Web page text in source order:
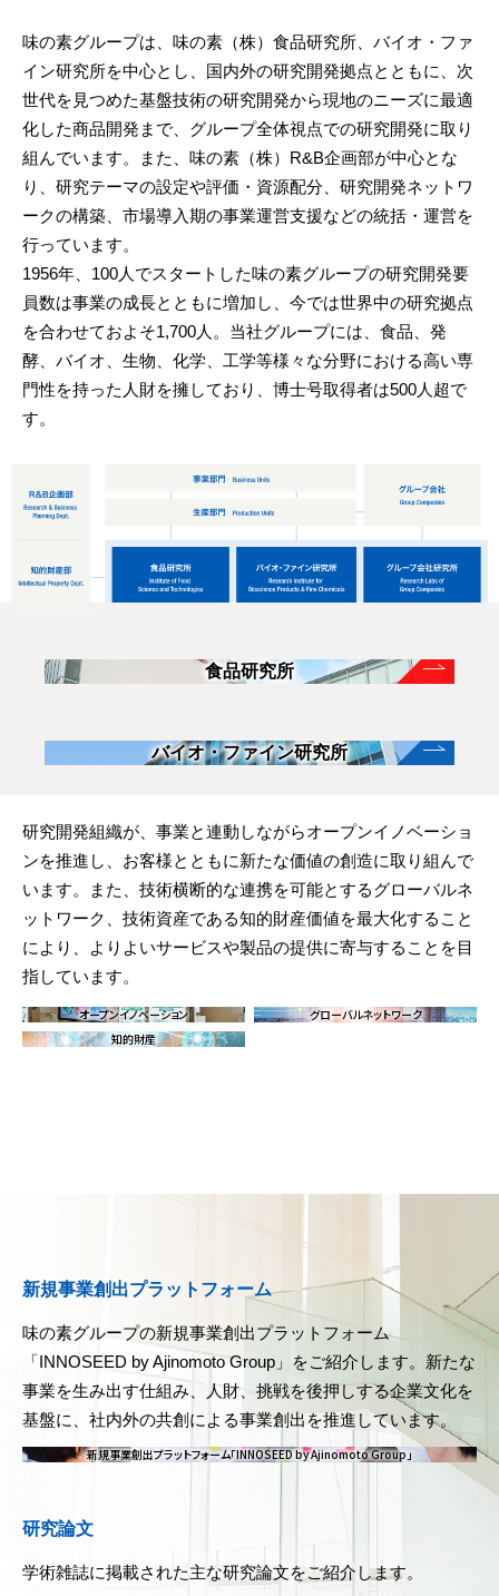
味の素グループは、味の素（株）食品研究所、バイオ・ファ
イン研究所を中心とし、国内外の研究開発拠点とともに、次
世代を見つめた基盤技術の研究開発から現地のニーズに最適
化した商品開発まで、グループ全体視点での研究開発に取り
組んでいます。また、味の素（株）R&B企画部が中心とな
り、研究テーマの設定や評価・資源配分、研究開発ネットワ
ークの構築、市場導入期の事業運営支援などの統括・運営を
行っています。
1956年、100人でスタートした味の素グループの研究開発要
員数は事業の成長とともに増加し、今では世界中の研究拠点
を合わせておよそ1,700人。当社グループには、食品、発
酵、バイオ、生物、化学、工学等様々な分野における高い専
門性を持った人財を擁しており、博士号取得者は500人超で
す。
食品研究所
バイオ・ファイン研究所
研究開発組織が、事業と連動しながらオープンイノベーショ
ンを推進し、お客様とともに新たな価値の創造に取り組んで
います。また、技術横断的な連携を可能とするグローバルネ
ットワーク、技術資産である知的財産価値を最大化すること
により、よりよいサービスや製品の提供に寄与することを目
指しています。
オープンイノベーション
グローバルネットワーク
知的財産
新規事業創出プラットフォーム
味の素グループの新規事業創出プラットフォーム
「INNOSEED by Ajinomoto Group」をご紹介します。新たな
事業を生み出す仕組み、人財、挑戦を後押しする企業文化を
基盤に、社内外の共創による事業創出を推進しています。
新規事業創出プラットフォーム「INNOSEED by Ajinomoto Group」
研究論文
学術雑誌に掲載された主な研究論文をご紹介します。